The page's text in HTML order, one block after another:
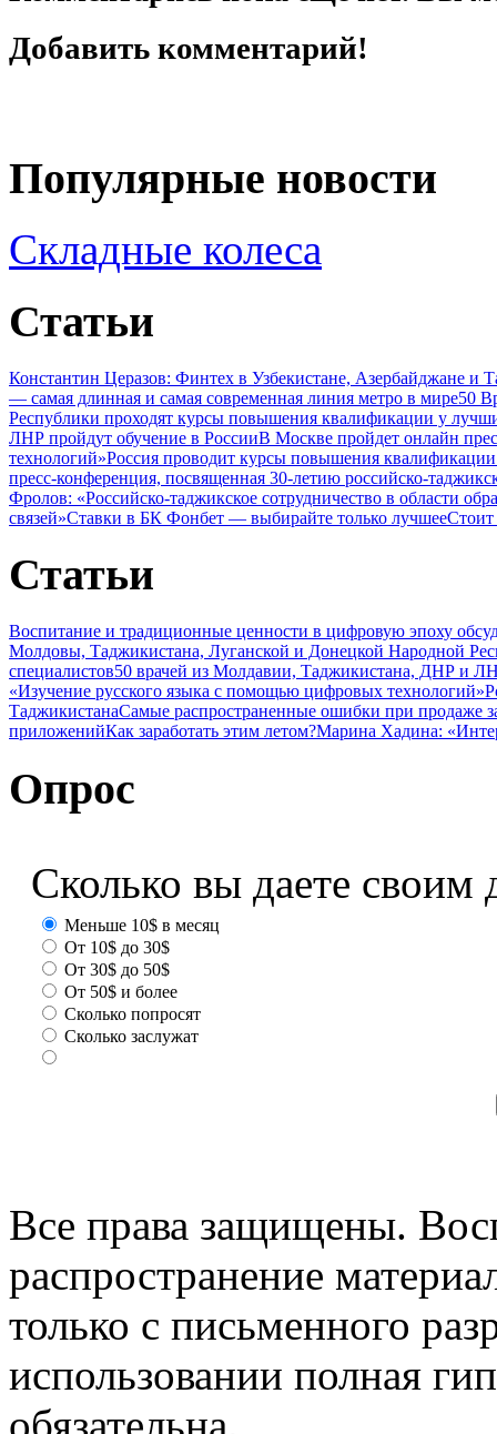
Добавить комментарий!
Популярные новости
Складные колеса
Статьи
Константин Церазов: Финтех в Узбекистане, Азербайджане
— самая длинная и самая современная линия метро в мире50
Республики проходят курсы повышения квалификации у
ЛНР пройдут обучение в РоссииВ Москве пройдет онлайн
технологий»Россия проводит курсы повышения квалификации
пресс-конференция, посвященная 30-летию российско-
Фролов: «Российско-таджикское сотрудничество в области
связей»Ставки в БК Фонбет — выбирайте только лучшееСтоит
Статьи
Воспитание и традиционные ценности в цифровую эпоху
Молдовы, Таджикистана, Луганской и Донецкой Народной
специалистов50 врачей из Молдавии, Таджикистана, ДНР и
«Изучение русского языка с помощью цифровых технологий»
ТаджикистанаСамые распространенные ошибки при продаже
приложенийКак заработать этим летом?Марина Хадина:
Опрос
Сколько вы даете своим
Меньше 10$ в месяц
От 10$ до 30$
От 30$ до 50$
От 50$ и более
Сколько попросят
Сколько заслужат
Все права защищены.
распространение
только с письменного
использовании полная
обязательна.